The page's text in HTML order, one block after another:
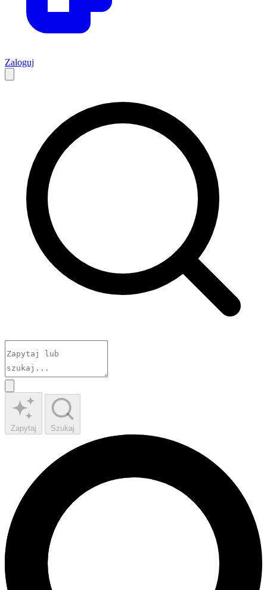
Zaloguj
Zapytaj Szukaj